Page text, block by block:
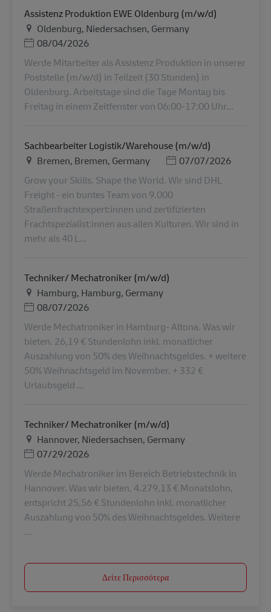
Assistenz Produktion EWE Oldenburg (m/w/d)
Τοποθεσία
Oldenburg, Niedersachsen, Germany
Ημερομηνία Ανάρτησης
08/04/2026
Werde Mitarbeiter als Assistenz Produktion in unserer
Poststelle (m/w/d) in Teilzeit (30 Stunden) in
Oldenburg. Arbeitstage sind die Tage Montag bis
Freitag in einem Zeitfenster von 06:00-17:00 Uhr...
Sachbearbeiter Logistik/Warehouse (m/w/d)
Τοποθεσία
Bremen, Bremen, Germany Ημερομηνία Ανάρτησης
07/07/2026
Grow your Skills. Shape the World. Wir sind DHL
Freight - ein buntes Team von 9.000
Straßenfrachtexpert:innen und zertifizierten
Frachtspezialist:innen aus allen Kulturen. Wir sind in
mehr als 40 L...
Techniker/ Mechatroniker (m/w/d)
Τοποθεσία
Hamburg, Hamburg, Germany
Ημερομηνία Ανάρτησης
08/07/2026
Werde Mechatroniker in Hamburg- Altona. Was wir
bieten. 26,19 € Stundenlohn inkl. monatlicher
Auszahlung von 50% des Weihnachtsgeldes. + weitere
50% Weihnachtsgeld im November. + 332 €
Urlaubsgeld ...
Techniker/ Mechatroniker (m/w/d)
Τοποθεσία
Hannover, Niedersachsen, Germany
Ημερομηνία Ανάρτησης
07/29/2026
Werde Mechatroniker im Bereich Betriebstechnik in
Hannover. Was wir bieten. 4.279,13 € Monatslohn,
entspricht 25,56 € Stundenlohn inkl. monatlicher
Auszahlung von 50% des Weihnachtsgeldes. Weitere
...
Δείτε Περισσότερα